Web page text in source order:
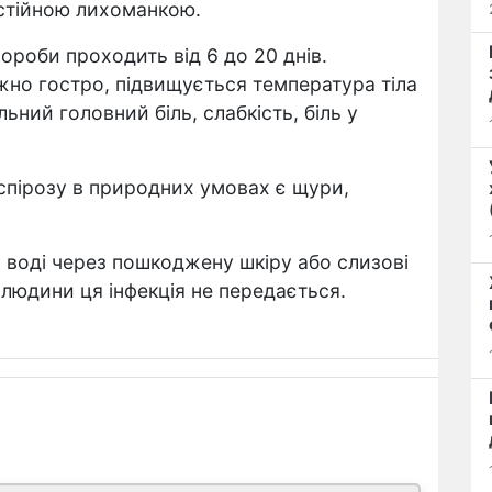
лихоманкою.
проходить від 6 до 20 днів.
гостро, підвищується температура тіла
головний біль, слабкість, біль у
в природних умовах є щури,
через пошкоджену шкіру або слизові
ця інфекція не передається.